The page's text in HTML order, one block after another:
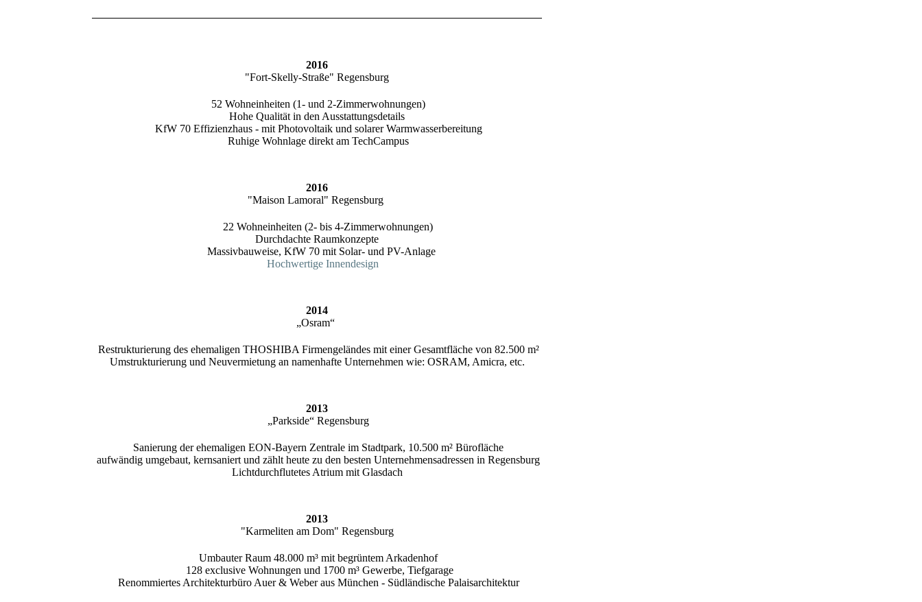
2016
"Fort-Skelly-Straße" Regensburg
52 Wohneinheiten (1- und 2-Zimmerwohnungen)
Hohe Qualität in den Ausstattungsdetails
KfW 70 Effizienzhaus - mit Photovoltaik und solarer Warmwasserbereitung
Ruhige Wohnlage direkt am TechCampus
2016
"Maison Lamoral" Regensburg
22 Wohneinheiten (2- bis 4-Zimmerwohnungen)
Durchdachte Raumkonzepte
Massivbauweise, KfW 70 mit Solar- und PV-Anlage
Hochwertige Innendesign
2014
„Osram“
Restrukturierung des ehemaligen THOSHIBA Firmengeländes mit einer Gesamtfläche von 82.500 m²
Umstrukturierung und Neuvermietung an namenhafte Unternehmen wie: OSRAM, Amicra, etc.
2013
„Parkside“ Regensburg
Sanierung der ehemaligen EON-Bayern Zentrale im Stadtpark, 10.500 m² Bürofläche
aufwändig umgebaut, kernsaniert und zählt heute zu den besten Unternehmensadressen in Regensburg
Lichtdurchflutetes Atrium mit Glasdach
2013
"Karmeliten am Dom" Regensburg
Umbauter Raum 48.000 m³ mit begrüntem Arkadenhof
128 exclusive Wohnungen und 1700 m³ Gewerbe, Tiefgarage
Renommiertes Architekturbüro Auer & Weber aus München - Südländische Palaisarchitektur